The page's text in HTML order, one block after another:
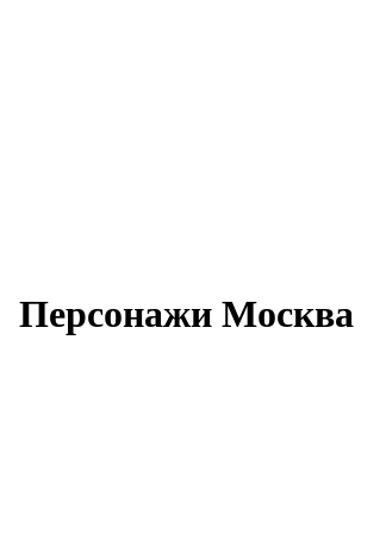
Персонажи Москва